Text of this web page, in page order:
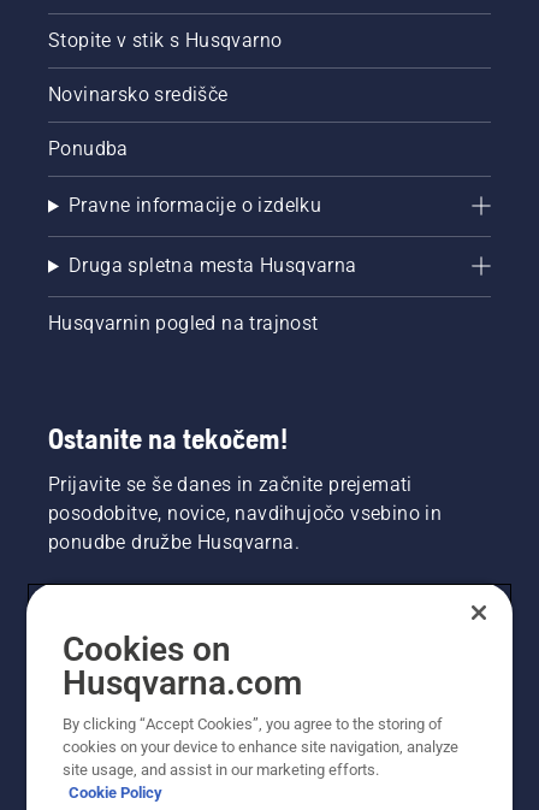
Stopite v stik s Husqvarno
Novinarsko središče
Ponudba
Pravne informacije o izdelku
Druga spletna mesta Husqvarna
Husqvarnin pogled na trajnost
Ostanite na tekočem!
Prijavite se še danes in začnite prejemati
posodobitve, novice, navdihujočo vsebino in
ponudbe družbe Husqvarna.
Cookies on
Husqvarna.com
By clicking “Accept Cookies”, you agree to the storing of
cookies on your device to enhance site navigation, analyze
site usage, and assist in our marketing efforts.
Cookie Policy